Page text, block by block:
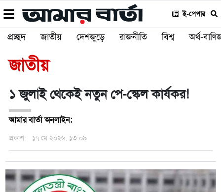
ই-পেপার
প্রচ্ছদ জাতীয় দেশজুড়ে রাজনীতি বিশ্ব অর্থ-
জাতীয়
১ জুলাই থেকেই নতুন পে-স্কেল কার্যকর!
আমার বার্তা অনলাইন:
প্রকাশ: ১৭ মে ২০২৬, ১৩:০৯